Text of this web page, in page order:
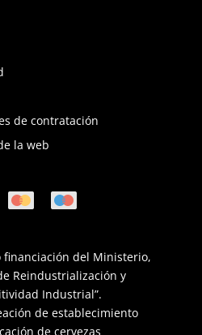
de contratación
la web
financiación del Ministerio,
Reindustrialización y
Industrial”.
de establecimiento
de cervezas